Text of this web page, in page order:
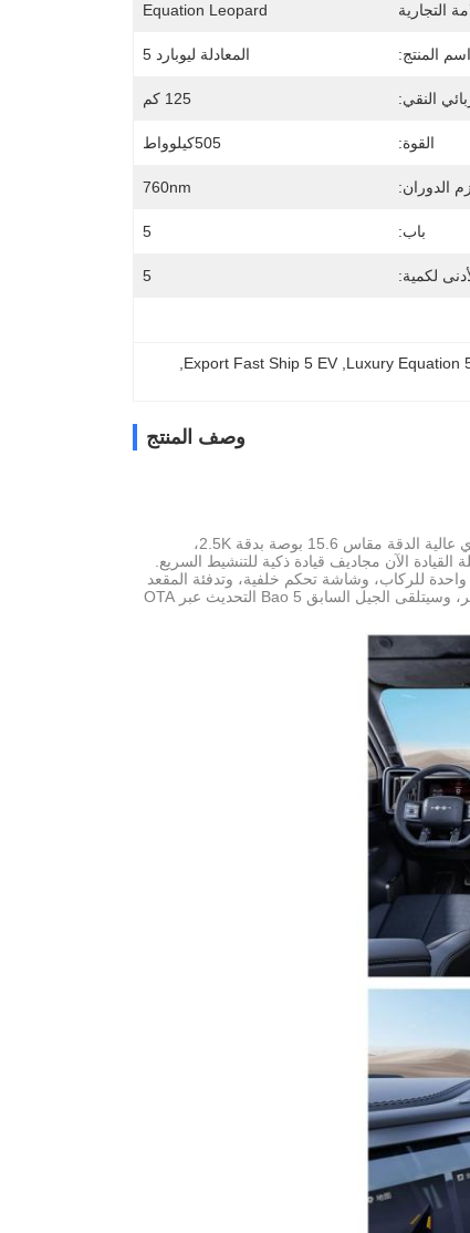
التجارية Equation Leopard
اسم المنتج: المعادلة ليوبارد 5
النقي: 125 كم
القوة: 505كيلوواط
الدوران: 760nm
باب: 5
لكمية: 5
Luxury Equation
,
Export Fast Ship 5 EV
وصف المنتج
من حيث التصميم الداخلي، يستمر الطراز الجديد في تقديم شاشة وسائط متعددة للتحكم المركزي عالية الدقة مقاس 15.6 بوصة بدقة 2.5K،
وشاشة ترفيه للركاب مقاس 12.3 بوصة. تتضمن عجلة القيادة الآن مجاديف قيادة ذكية للتنشيط السريع.
للركاب، وشاشة تحكم خلفية، وتدفئة المقعد
الخلفي، والتهوية، والمزيد. بالإضافة إلى ذلك، سيتم ترقية نظام المعلومات والترفيه بنموذج AI كبير، وسيتلقى الجيل السابق Bao 5 التحديث عبر OTA